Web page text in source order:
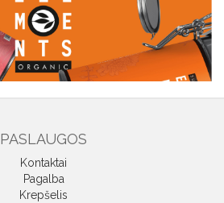
PASLAUGOS
Kontaktai
Pagalba
Krepšelis